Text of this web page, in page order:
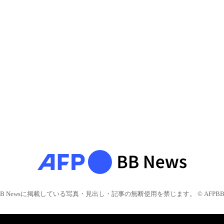
Newsに掲載している写真・見出し・記事の無断使用を禁じます。 © AFPBB